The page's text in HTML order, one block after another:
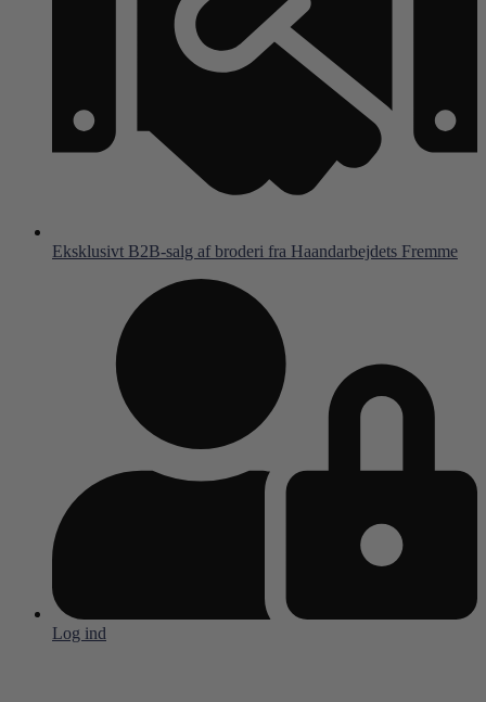
Eksklusivt B2B-salg af broderi fra Haandarbejdets Fremme
Log ind